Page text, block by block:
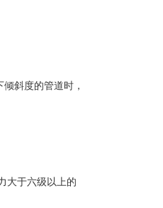
斜度的管道时，
大于六级以上的